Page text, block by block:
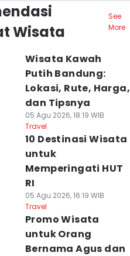
Wisata
See
More
Wisata Kawah
Putih Bandung:
Lokasi, Rute, Harga,
dan Tipsnya
05 Agu 2026, 18:19 WIB
Travel
10 Destinasi Wisata
untuk
Memperingati HUT
RI
05 Agu 2026, 16:19 WIB
Travel
Promo Wisata
untuk Orang
Bernama Agus dan